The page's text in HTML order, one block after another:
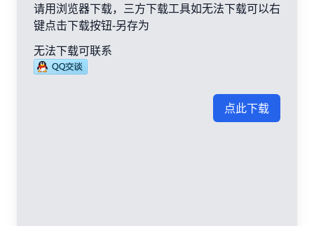
请用浏览器下载，三方下载工具如无法下载可以右
键点击下载按钮-另存为
无法下载可联系
点此下载